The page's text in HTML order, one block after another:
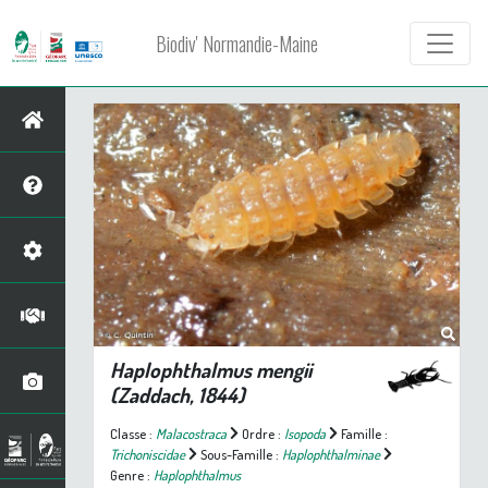
Biodiv' Normandie-Maine
Haplophthalmus mengii
(Zaddach, 1844)
Classe : Malacostraca Ordre : Isopoda
Famille :
Trichoniscidae
Sous-Famille : Haplophthalminae
Genre : Haplophthalmus